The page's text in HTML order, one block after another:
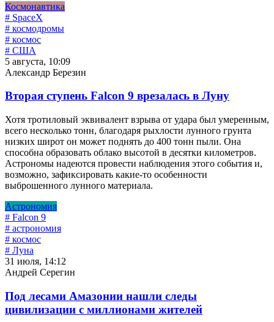
Космонавтика
# SpaceX
# космодромы
# космос
# США
5 августа, 10:09
Александр Березин
Вторая ступень Falcon 9 врезалась в Луну
Хотя тротиловый эквивалент взрыва от удара был умеренным,
всего несколько тонн, благодаря рыхлости лунного грунта
низких широт он может поднять до 400 тонн пыли. Она
способна образовать облако высотой в десятки километров.
Астрономы надеются провести наблюдения этого события и,
возможно, зафиксировать какие-то особенности
выброшенного лунного материала.
Астрономия
# Falcon 9
# астрономия
# космос
# Луна
31 июля, 14:12
Андрей Серегин
Под лесами Амазонии нашли следы
цивилизации с миллионами жителей